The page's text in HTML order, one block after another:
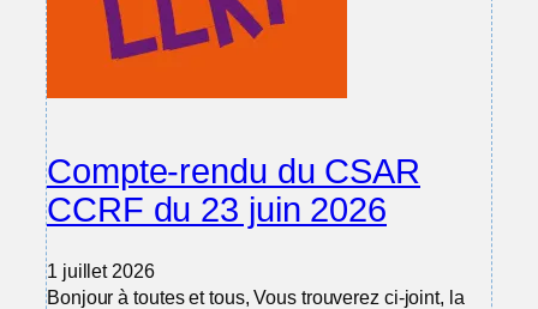
Compte-rendu du CSAR
CCRF du 23 juin 2026
1 juillet 2026
Bonjour à toutes et tous, Vous trouverez ci-joint, la